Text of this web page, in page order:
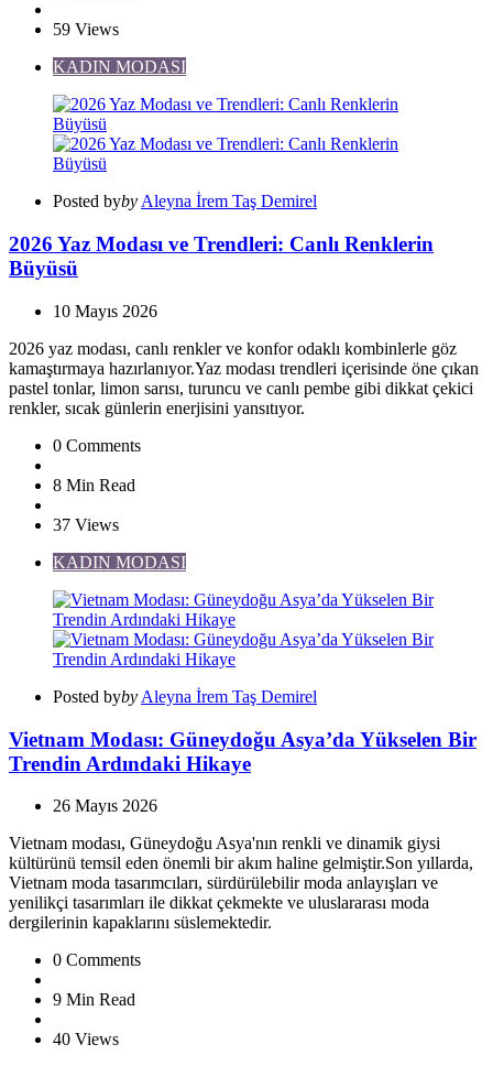
59 Views
KADIN MODASI
Posted byby Aleyna İrem Taş Demirel
2026 Yaz Modası ve Trendleri: Canlı Renklerin
Büyüsü
10 Mayıs 2026
2026 yaz modası, canlı renkler ve konfor odaklı kombinlerle göz
kamaştırmaya hazırlanıyor.Yaz modası trendleri içerisinde öne çıkan
pastel tonlar, limon sarısı, turuncu ve canlı pembe gibi dikkat çekici
renkler, sıcak günlerin enerjisini yansıtıyor.
0 Comments
8 Min Read
37 Views
KADIN MODASI
Posted byby Aleyna İrem Taş Demirel
Vietnam Modası: Güneydoğu Asya’da Yükselen Bir
Trendin Ardındaki Hikaye
26 Mayıs 2026
Vietnam modası, Güneydoğu Asya'nın renkli ve dinamik giysi
kültürünü temsil eden önemli bir akım haline gelmiştir.Son yıllarda,
Vietnam moda tasarımcıları, sürdürülebilir moda anlayışları ve
yenilikçi tasarımları ile dikkat çekmekte ve uluslararası moda
dergilerinin kapaklarını süslemektedir.
0 Comments
9 Min Read
40 Views